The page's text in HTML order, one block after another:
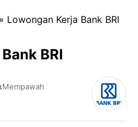
» Lowongan Kerja Bank BRI
BRI
Mempawah